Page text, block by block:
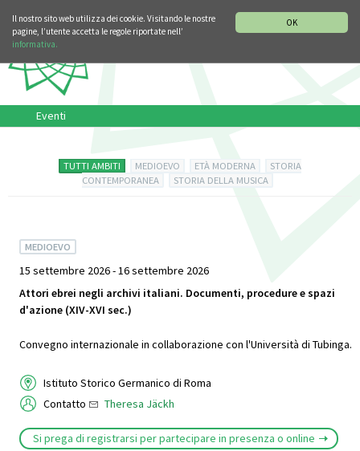
OK
Il nostro sito web utilizza dei cookie. Visitando le nostre
pagine, l’utente accetta le regole riportate nell’
informativa.
Eventi
TUTTI AMBITI MEDIOEVO ETÀ MODERNA
STORIA
CONTEMPORANEA
STORIA DELLA MUSICA
MEDIOEVO
15 settembre 2026 - 16 settembre 2026
Attori ebrei negli archivi italiani. Documenti, procedure e spazi
d'azione (XIV-XVI sec.)
Convegno internazionale in collaborazione con l'Università di Tubinga.
Istituto Storico Germanico di Roma
Contatto
Theresa Jäckh
Si prega di registrarsi per partecipare in presenza o online